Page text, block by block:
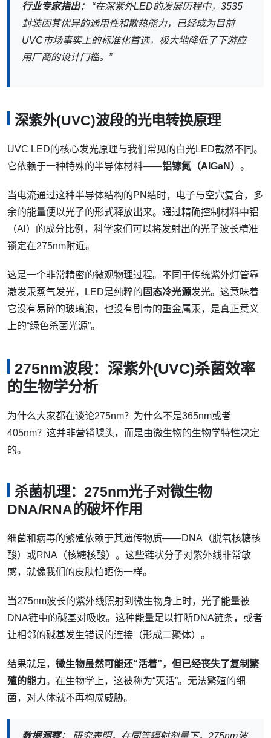
行业专家指出：
“在深紫外LED的发展历程中，3535
封装因其优异的通用性和散热能力，已经成为目前
UVC市场事实上的标准化首选，极大地降低了下游应
用厂商的设计门槛。”
深紫外(UVC)波段的光电转换原理
UVC LED的核心发光原理与我们常见的白光LED截然不同。
它依赖于一种特殊的半导体材料——铝镓氮（AlGaN） 。
当电流通过这种半导体结构的PN结时，电子与空穴复合，多
余的能量便以光子的形式释放出来。通过精确控制材料中铝
（Al）的成分比例，科学家们可以将发射出的光子波长精准
锁定在275nm附近。
这是一个非常精密的微观物理过程。不同于传统紫外灯管靠
激发汞蒸气发光，LED是纯粹的 固态冷光源发光。这意味着
它没有易碎的玻璃泡，也没有剧毒的重金属汞，是真正意义
上的“绿色杀菌光源”。
275nm波段：深紫外(UVC)杀菌效率
的生物学分析
为什么大家都在谈论275nm？为什么不是365nm或者
405nm？这并非营销噱头，而是由微生物的生物学特性决定
的。
杀菌机理：275nm光子对微生物
DNA/RNA的破坏作用
细菌和病毒的繁殖依赖于其遗传物质——DNA（脱氧核糖核
酸）或RNA（核糖核酸）。这些链状分子对紫外线非常敏
感，就像我们的皮肤怕晒伤一样。
当275nm波长的紫外线照射到微生物身上时，光子能量被
DNA链中的碱基对吸收。这种能量足以打断DNA链条，或者
让相邻的碱基发生错误的连接（形成二聚体）。
结果就是， 微生物虽然可能还“活着”，但已经丧失了复制繁
殖的能力。在生物学上，这被称为“灭活”。无法繁殖的细
菌，对人体就不再构成威胁。
数据洞察： 研究表明，在同等辐射剂量下，275nm波